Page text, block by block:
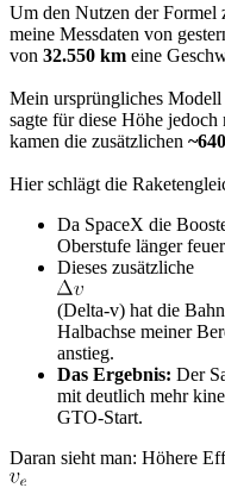
Um den Nutzen der Formel
meine Messdaten von
von 32.550 km eine
Mein ursprüngliches
sagte für diese Höhe jedoch
kamen die zusätzlichen
Hier schlägt die
Da SpaceX die
Oberstufe länger
Dieses zusätzliche
(Delta-v) hat die
Halbachse meiner
anstieg.
Das Ergebnis: Der
mit deutlich mehr
GTO-Start.
Daran sieht man: Höhere